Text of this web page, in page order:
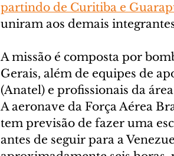
partindo de Curitiba e
uniram aos demais
A missão é composta por
Gerais, além de equipes de
(Anatel) e profissionais da
A aeronave da Força Aérea
tem previsão de fazer uma
antes de seguir para a